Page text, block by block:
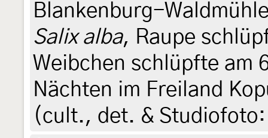
Blankenburg-
Salix alba, Raupe
Weibchen schlüpfte am
Nächten im Freiland
(cult., det. &